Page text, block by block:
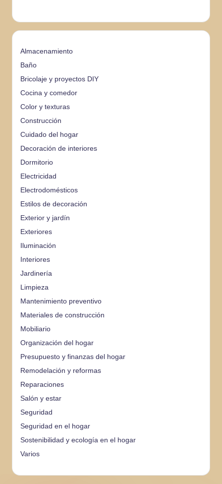
Almacenamiento
Baño
Bricolaje y proyectos DIY
Cocina y comedor
Color y texturas
Construcción
Cuidado del hogar
Decoración de interiores
Dormitorio
Electricidad
Electrodomésticos
Estilos de decoración
Exterior y jardín
Exteriores
Iluminación
Interiores
Jardinería
Limpieza
Mantenimiento preventivo
Materiales de construcción
Mobiliario
Organización del hogar
Presupuesto y finanzas del hogar
Remodelación y reformas
Reparaciones
Salón y estar
Seguridad
Seguridad en el hogar
Sostenibilidad y ecología en el hogar
Varios